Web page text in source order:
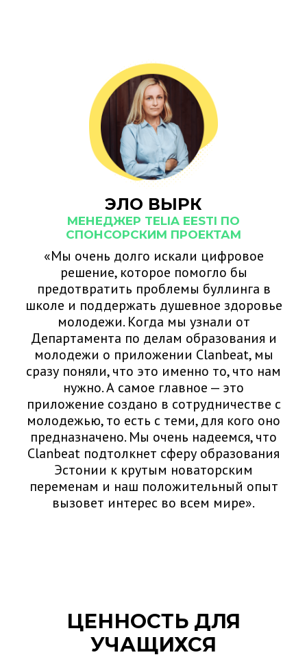
ЭЛО ВЫРК
МЕНЕДЖЕР TELIA EESTI ПО
СПОНСОРСКИМ ПРОЕКТАМ
«Мы очень долго искали цифровое
решение, которое помогло бы
предотвратить проблемы буллинга в
школе и поддержать душевное здоровье
молодежи. Когда мы узнали от
Департамента по делам образования и
молодежи о приложении Clanbeat, мы
сразу поняли, что это именно то, что нам
нужно. А самое главное — это
приложение создано в сотрудничестве с
молодежью, то есть с теми, для кого оно
предназначено. Мы очень надеемся, что
Clanbeat подтолкнет сферу образования
Эстонии к крутым новаторским
переменам и наш положительный опыт
вызовет интерес во всем мире».
ЦЕННОСТЬ ДЛЯ
УЧАЩИХСЯ